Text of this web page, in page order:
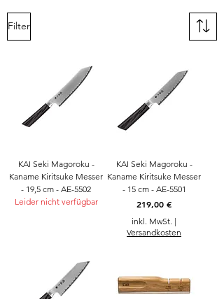
Filter
KAI Seki Magoroku -
Kaname Kiritsuke Messer
- 19,5 cm - AE-5502
Leider nicht verfügbar
KAI Seki Magoroku -
Kaname Kiritsuke Messer
- 15 cm - AE-5501
Preis
219,00 €
inkl. MwSt. |
Versandkosten